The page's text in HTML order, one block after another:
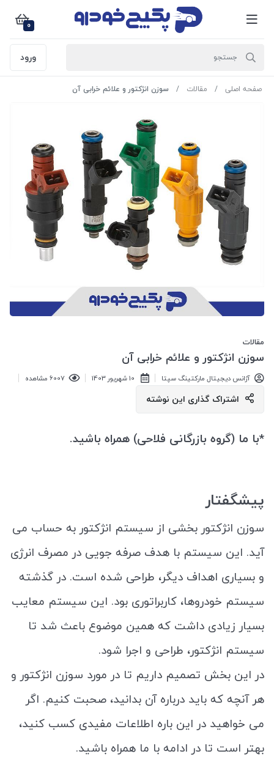
0
ورود
صفحه اصلی مقالات سوزن انژکتور و علائم خرابی آن
مقالات
سوزن انژکتور و علائم خرابی آن
آژانس دیجیتال مارکتینگ سپتا 10 شهريور 1403 6007 مشاهده
اشتراک گذاری این نوشته
*با ما (گروه بازرگانی فلاحی) همراه باشید.
پیشگفتار
سوزن انژکتور بخشی از سیستم انژکتور به حساب می
آید. این سیستم با هدف صرفه جویی در مصرف انرژی
و بسیاری اهداف دیگر، طراحی شده است. در گذشته
سیستم خودروها، کاربراتوری بود. این سیستم معایب
بسیار زیادی داشت که همین موضوع باعث شد تا
سیستم انژکتور، طراحی و اجرا شود.
در این بخش تصمیم داریم تا در مورد سوزن انژکتور و
هر آنچه که باید درباره آن بدانید، صحبت کنیم. اگر
می خواهید در این باره اطلاعات مفیدی کسب کنید،
بهتر است تا در ادامه با ما همراه باشید.